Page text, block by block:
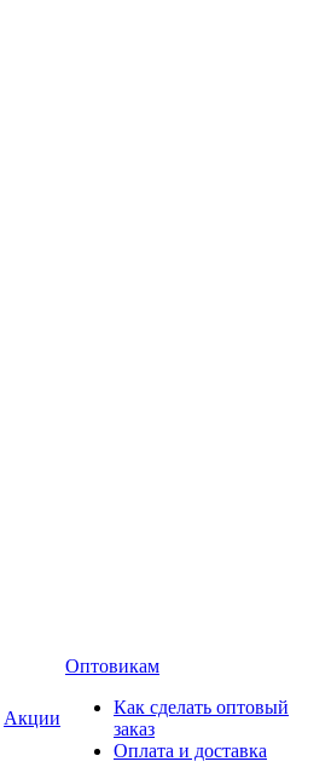
Акции
Оптовикам
Как сделать оптовый
заказ
Оплата и доставка